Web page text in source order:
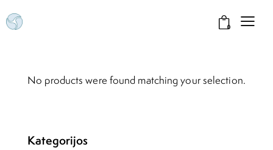
0
No products were found matching your selection.
Kategorijos